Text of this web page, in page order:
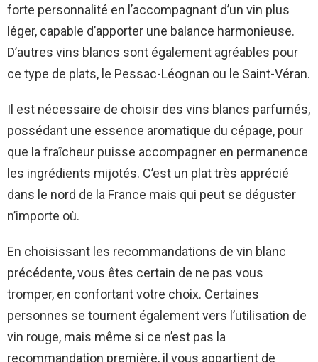
forte personnalité en l’accompagnant d’un vin plus
léger, capable d’apporter une balance harmonieuse.
D’autres vins blancs sont également agréables pour
ce type de plats, le Pessac-Léognan ou le Saint-Véran.
Il est nécessaire de choisir des vins blancs parfumés,
possédant une essence aromatique du cépage, pour
que la fraîcheur puisse accompagner en permanence
les ingrédients mijotés. C’est un plat très apprécié
dans le nord de la France mais qui peut se déguster
n’importe où.
En choisissant les recommandations de vin blanc
précédente, vous êtes certain de ne pas vous
tromper, en confortant votre choix. Certaines
personnes se tournent également vers l’utilisation de
vin rouge, mais même si ce n’est pas la
recommandation première, il vous appartient de